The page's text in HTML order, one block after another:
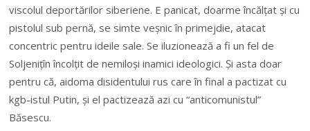
viscolul deportărilor siberiene. E panicat, doarme încălțat și cu
pistolul sub pernă, se simte veșnic în primejdie, atacat
concentric pentru ideile sale. Se iluzionează a fi un fel de
Soljenițîn încolțit de nemiloși inamici ideologici. Și asta doar
pentru că, aidoma disidentului rus care în final a pactizat cu
kgb-istul Putin, și el pactizează azi cu “anticomunistul”
Băsescu.